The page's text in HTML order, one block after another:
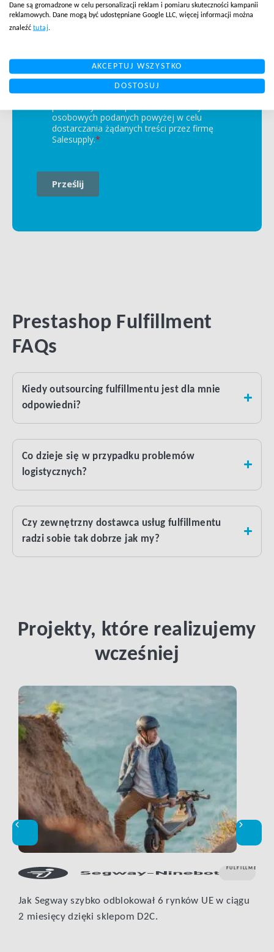
Prestashop Fulfillment
FAQs
Kiedy outsourcing fulfillmentu jest dla mnie
odpowiedni?
Co dzieje się w przypadku problemów
logistycznych?
Czy zewnętrzny dostawca usług fulfillmentu
radzi sobie tak dobrze jak my?
Projekty, które realizujemy
wcześniej
FULFILLMENT
Jak Segway szybko odblokował 6 rynków UE w ciągu
2 miesięcy dzięki sklepom D2C.
Dane są gromadzone w celu personalizacji reklam i pomiaru skuteczności kampanii
reklamowych. Dane mogą być udostępniane Google LLC, więcej informacji można
znaleźć tutaj.
AKCEPTUJ WSZYSTKO
DOSTOSUJ